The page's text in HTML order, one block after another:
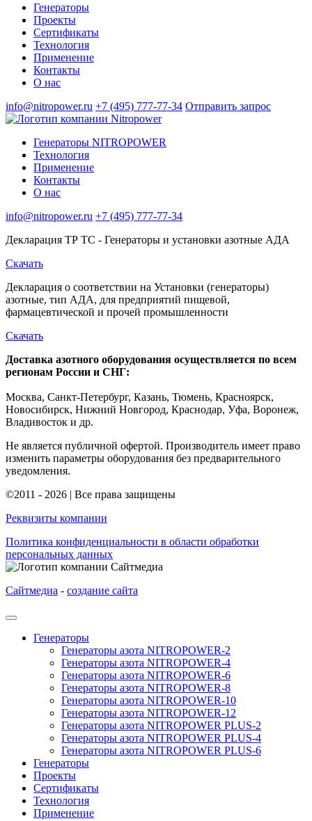
Генераторы
Проекты
Сертификаты
Технология
Применение
Контакты
О нас
info@nitropower.ru +7 (495) 777-77-34 Отправить запрос
Генераторы NITROPOWER
Технология
Применение
Контакты
О нас
info@nitropower.ru +7 (495) 777-77-34
Декларация ТР ТС - Генераторы и установки азотные АДА
Скачать
Декларация о соответствии на Установки (генераторы)
азотные, тип АДА, для предприятий пищевой,
фармацевтической и прочей промышленности
Скачать
Доставка азотного оборудования осуществляется по всем
регионам России и СНГ:
Москва, Санкт-Петербург, Казань, Тюмень, Красноярск,
Новосибирск, Нижний Новгород, Краснодар, Уфа, Воронеж,
Владивосток и др.
Не является публичной офертой. Производитель имеет право
изменить параметры оборудования без предварительного
уведомления.
©2011 - 2026 | Все права защищены
Реквизиты компании
Политика конфиденциальности в области обработки
персональных данных
Сайтмедиа - создание сайта
Генераторы
Генераторы азота NITROPOWER-2
Генераторы азота NITROPOWER-4
Генераторы азота NITROPOWER-6
Генераторы азота NITROPOWER-8
Генераторы азота NITROPOWER-10
Генераторы азота NITROPOWER-12
Генераторы азота NITROPOWER PLUS-2
Генераторы азота NITROPOWER PLUS-4
Генераторы азота NITROPOWER PLUS-6
Генераторы
Проекты
Сертификаты
Технология
Применение